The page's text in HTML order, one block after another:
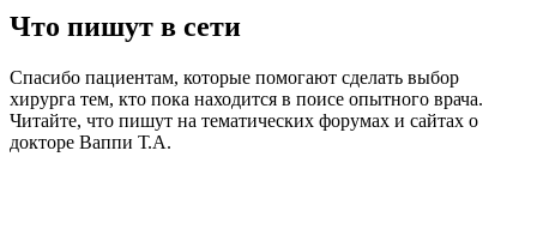
Что пишут в сети
Спасибо пациентам, которые помогают сделать выбор
хирурга тем, кто пока находится в поисе опытного врача.
Читайте, что пишут на тематических форумах и сайтах о
докторе Ваппи Т.А.